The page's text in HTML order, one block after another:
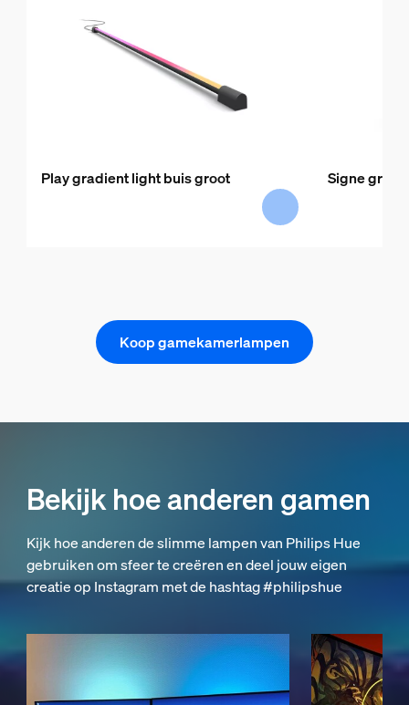
Play gradient light buis groot Signe
Koop gamekamerlampen
Bekijk hoe anderen gamen
Kijk hoe anderen de slimme lampen van Philips Hue
gebruiken om sfeer te creëren en deel jouw eigen
creatie op Instagram met de hashtag #philipshue